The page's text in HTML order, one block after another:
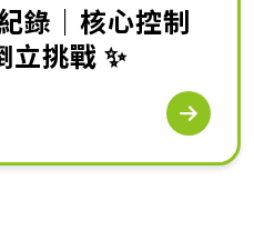
錄｜核心控制
挑戰 ✨